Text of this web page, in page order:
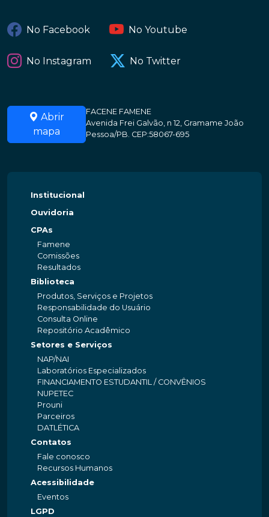
No Facebook No Youtube
No Instagram No Twitter
Abrir
mapa
FACENE FAMENE
Avenida Frei Galvão, n 12, Gramame João
Pessoa/PB. CEP:58067-695
Institucional
Ouvidoria
CPAs
Famene
Comissões
Resultados
Biblioteca
Produtos, Serviços e Projetos
Responsabilidade do Usuário
Consulta Online
Repositório Acadêmico
Setores e Serviços
NAP/NAI
Laboratórios Especializados
FINANCIAMENTO ESTUDANTIL / CONVÊNIOS
NUPETEC
Prouni
Parceiros
DATLÉTICA
Contatos
Fale conosco
Recursos Humanos
Acessibilidade
Eventos
LGPD